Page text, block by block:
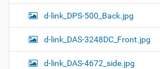
d-link_DPS-500_Back.jpg
d-link_DAS-3248DC_Front.jpg
d-link_DAS-4672_side.jpg